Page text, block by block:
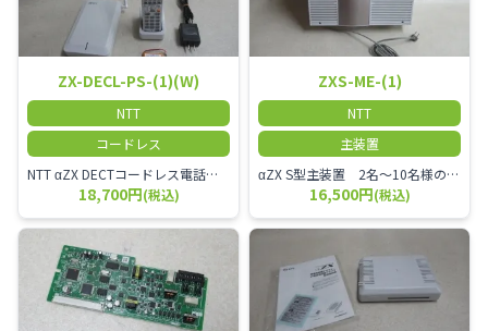
ZX-DECL-PS-(1)(W)
NTT
コードレス
NTT αZX DECTコードレス電話機 電波方式がDECTで、 防水機能（IPX4:あらゆる方向からの水の飛まつを受けても有害な影響を受けない。)を備えた 接続装置と子機の一対シングルゾーンコードレスです。
18,700円(税込)
ZXS-ME-(1)
NTT
主装置
αZX S型主装置 2名～10名様のオフィスに適しております。
16,500円(税込)